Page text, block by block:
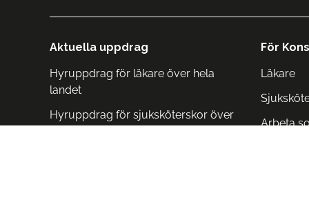
Aktuella uppdrag
Hyruppdrag för läkare över hela
landet
Hyruppdrag för sjuksköterskor över
För
Läkare
Arbeta